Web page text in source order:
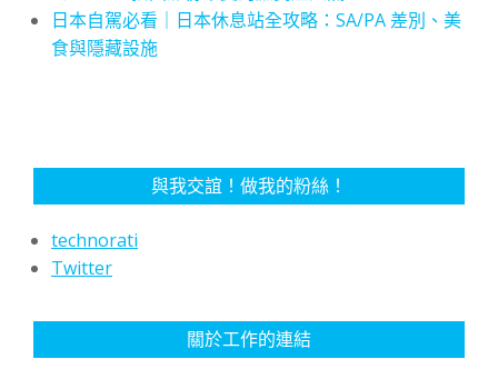
日本自駕必看｜日本休息站全攻略：SA/PA 差別、美
食與隱藏設施
與我交誼！做我的粉絲！
technorati
Twitter
關於工作的連結